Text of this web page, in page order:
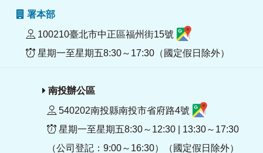
署本部
100210臺北市中正區福州街15號
星期一至星期五8:30～17:30（國定假日除外）
南投辦公區
540202南投縣南投市省府路4號
星期一至星期五8:30～12:30 | 13:30～17:30
（公司登記：9:00～16:30）（國定假日除外）